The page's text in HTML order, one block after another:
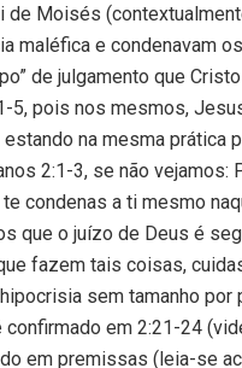
de Moisés
maléfica e condenavam
de julgamento que
5, pois nos mesmos,
na mesma prática
2:1-3, se não
condenas a ti mesmo
que o juízo de Deus é
fazem tais coisas,
sem tamanho
em 2:21-24
em premissas (leia-se